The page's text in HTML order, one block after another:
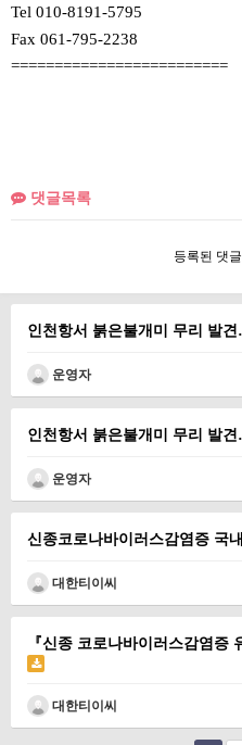
Tel 010-8191-5795
Fax 061-795-2238
=========================
댓글목록
등록된 댓
인천항서 붉은불개미 무리 발
운영자
인천항서 붉은불개미 무리 발
운영자
신종코로나바이러스감염증 국
대한티이씨
『신종 코로나바이러스감염
대한티이씨